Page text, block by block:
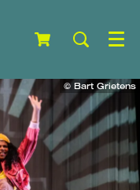
Menu
© Bart Grietens